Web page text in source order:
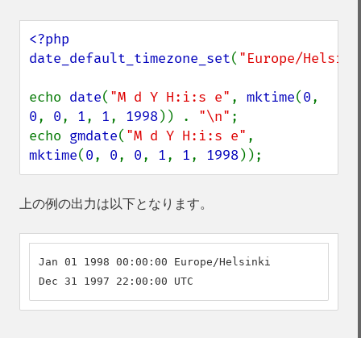
<?php
date_default_timezone_set( "Europe/
echo date( "M d Y H:i:s e" , mktime(0
0, 0, 1, 1, 1998)) . "\n" ;
echo gmdate( "M d Y H:i:s e"
mktime(0, 0, 0, 1, 1, 1998));
上の例の出力は以下となります。
Jan 01 1998 00:00:00 Europe/Helsinki
Dec 31 1997 22:00:00 UTC